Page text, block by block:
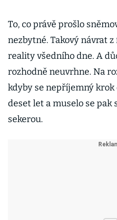
To, co právě prošlo
nezbytné. Takový návrat
reality všedního dne. A
rozhodně neuvrhne. Na
kdyby se nepříjemný
deset let a muselo se pak
sekerou.